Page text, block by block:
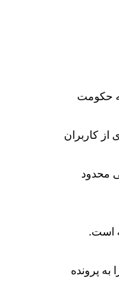
حکومت
کاربران
محدود
است.
به پرونده